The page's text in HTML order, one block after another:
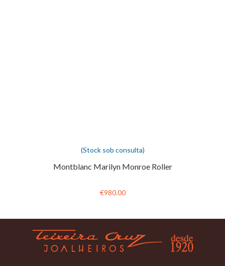
(Stock sob consulta)
Montblanc Marilyn Monroe Roller
€980.00